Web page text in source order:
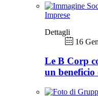
Imprese
Dettagli
16
Le B Corp
un beneficio